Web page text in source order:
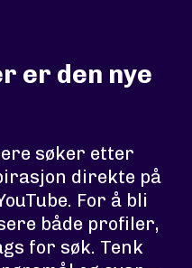
er den nye
søker etter
direkte på
For å bli
både profiler,
for søk. Tenk